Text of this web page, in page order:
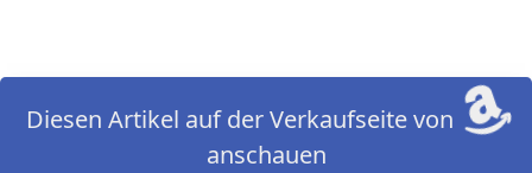
Diesen Artikel auf der Verkaufseite von
anschauen